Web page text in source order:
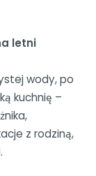
letni
wody, po
kuchnię –
z rodziną,